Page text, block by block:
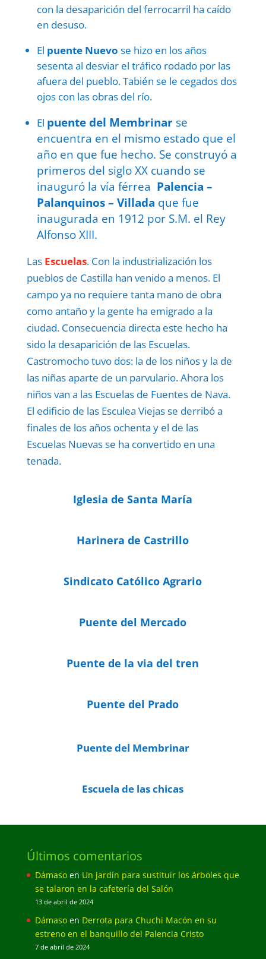
con la desaparición del ferrocarril ha caído
en desuso.
El puente Nuevo se hizo en los años
sesenta al desviar el tráfico rodado por las
afuera del pueblo. Tabién se le cegados dos
ojos con las obras del río.
El puente del Membrinarse
encuentra en el mismo estado que el
año en que fue hecho. Se construyó a
primeros del siglo XX cuando se
inauguró la vía férrea Palencia –
Palanquinos – Villada que fue
inaugurada en 1912 por S.M. el Rey
Alfonso XIII.
Las Escuelas. Con la industrialización los
pueblos de Castilla han venido a menos. El
campo ya no requiere tanta mano de obra
como antaño y la gente ha emigrado a la
ciudad. Consecuencia directa este hecho ha
sido la desaparición de las Escuelas.
Castromocho tuvo dos: la de los niños y la de
las niñas aparte de un parvulario. Ahora los
niños van a las Escuelas de Fuentes de Nava.
El edificio de las Esculea Viejas se derribó a
finales de los años ochenta y el de las
Escuelas Nuevas se ha convertido en una
tenada.
Iglesia de Santa María
Harinera de Castrillo
Sindicato Católico Agrario
Puente del Mercado
Puente de la via del tren
Puente del Prado
Puente del Membrinar
Escuela de las chicas
Últimos comentarios
Dámasoen Un jardín para sustituir los árboles que
se talaron en la cafetería del Salón
13 de abril de 2024
Dámasoen Derrota para Chuchi Macón en su
estreno en el banquillo del Palencia Cristo
7 de abril de 2024